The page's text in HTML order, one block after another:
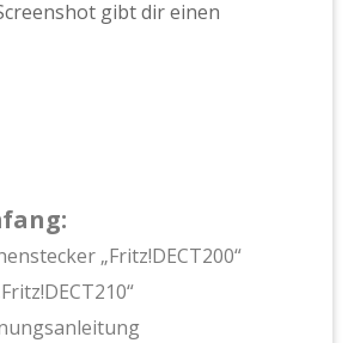
gibt dir einen
„Fritz!DECT200“